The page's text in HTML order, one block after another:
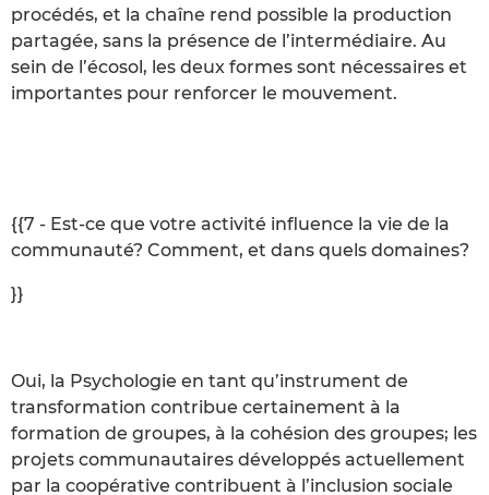
procédés, et la chaîne rend possible la production
partagée, sans la présence de l’intermédiaire. Au
sein de l’écosol, les deux formes sont nécessaires et
importantes pour renforcer le mouvement.
{{7 - Est-ce que votre activité influence la vie de la
communauté? Comment, et dans quels domaines?
}}
Oui, la Psychologie en tant qu’instrument de
transformation contribue certainement à la
formation de groupes, à la cohésion des groupes; les
projets communautaires développés actuellement
par la coopérative contribuent à l’inclusion sociale